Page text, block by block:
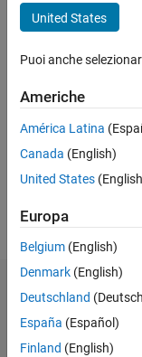
seen:
circa
anno fa
Followers:
Follow
Dashboard
Feeds
United States
Puoi anche
Americhe
América Latina
Canada (English)
United States
Europa
Belgium (English)
Denmark (English)
Deutschland
España (Español)
Finland (English)